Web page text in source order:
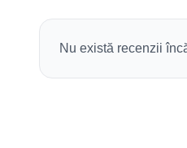
Nu există recenzii